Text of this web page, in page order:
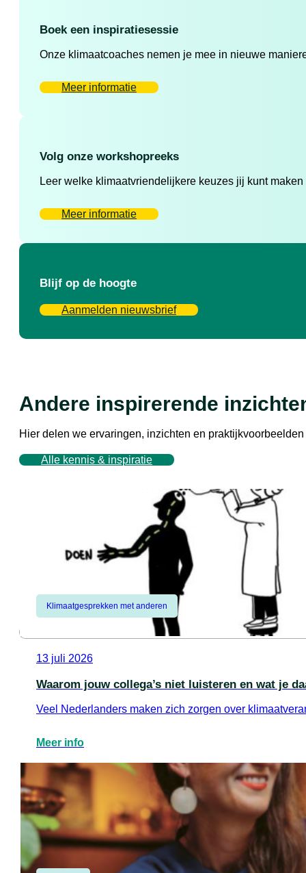
Boek een inspiratiesessie
Onze klimaatcoaches nemen je mee in nieuwe
Meer informatie
Volg onze workshopreeks
Leer welke klimaatvriendelijkere keuzes jij kunt
Meer informatie
Blijf op de hoogte
Aanmelden nieuwsbrief
Andere inspirerende
Hier delen we ervaringen, inzichten en
Alle kennis & inspiratie
Klimaatgesprekken met anderen
13 juli 2026
Waarom jouw collega’s niet luisteren en wat je
Veel Nederlanders maken zich zorgen over
Meer info